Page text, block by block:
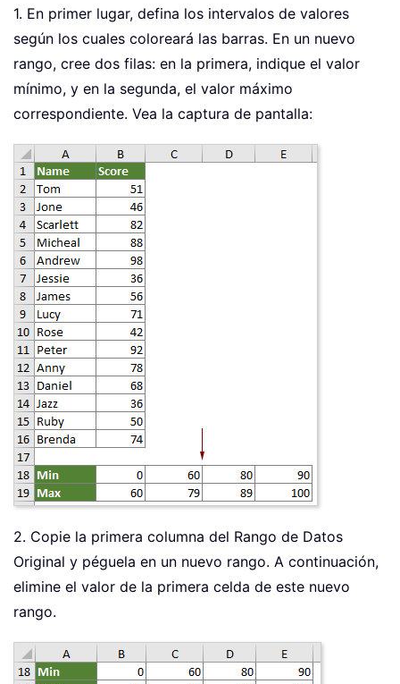
1. En primer lugar, defina los intervalos de valores
según los cuales coloreará las barras. En un nuevo
rango, cree dos filas: en la primera, indique el valor
mínimo, y en la segunda, el valor máximo
correspondiente. Vea la captura de pantalla:
2. Copie la primera columna del Rango de Datos
Original y péguela en un nuevo rango. A continuación,
elimine el valor de la primera celda de este nuevo
rango.